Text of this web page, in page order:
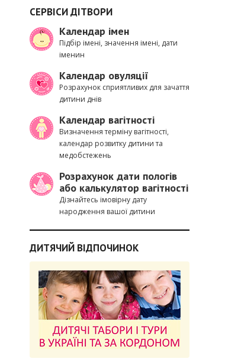
СЕРВІСИ ДІТВОРИ
Календар імен
Підбір імені, значення імені, дати
іменин
Календар овуляції
Розрахунок сприятливих для зачаття
дитини днів
Календар вагітності
Визначення терміну вагітності,
календар розвитку дитини та
медобстежень
Розрахунок дати пологів
або калькулятор вагітності
Дізнайтесь імовірну дату
народження вашої дитини
ДИТЯЧИЙ ВІДПОЧИНОК